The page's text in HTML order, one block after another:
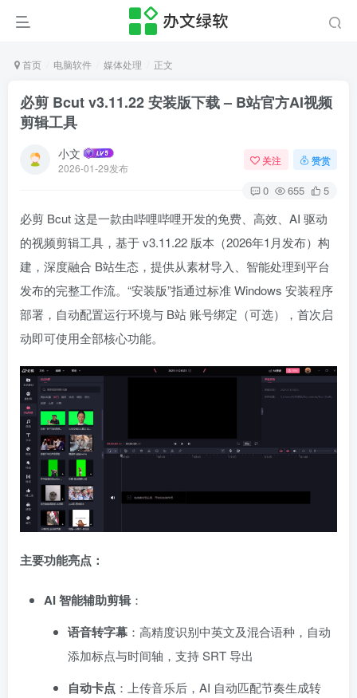
首页 电脑软件 媒体处理 正文
必剪 Bcut v3.11.22 安装版下载 – B站官方AI视频
剪辑工具
小文
2026-01-29发布
关注 赞赏
0 655 5
必剪 Bcut 这是一款由哔哩哔哩开发的免费、高效、AI 驱动
的视频剪辑工具，基于 v3.11.22 版本（2026年1月发布）构
建，深度融合 B站生态，提供从素材导入、智能处理到平台
发布的完整工作流。“安装版”指通过标准 Windows 安装程序
部署，自动配置运行环境与 B站 账号绑定（可选），首次启
动即可使用全部核心功能。
主要功能亮点：
AI 智能辅助剪辑：
语音转字幕 ：高精度识别中英文及混合语种，自动
添加标点与时间轴，支持 SRT 导出
自动卡点 ：上传音乐后，AI 自动匹配节奏生成转